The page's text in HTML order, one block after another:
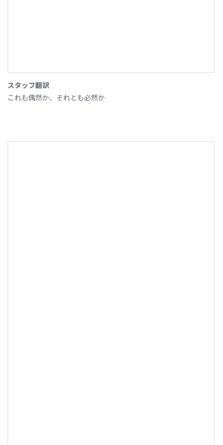
スタッフ翻訳
これも偶然か、それとも必然か